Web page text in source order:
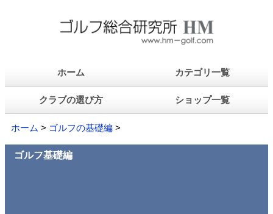
ホーム カテゴリ一覧
クラブの選び方 ショップ一覧
ホーム > ゴルフの基礎編 >
ゴルフ基礎編